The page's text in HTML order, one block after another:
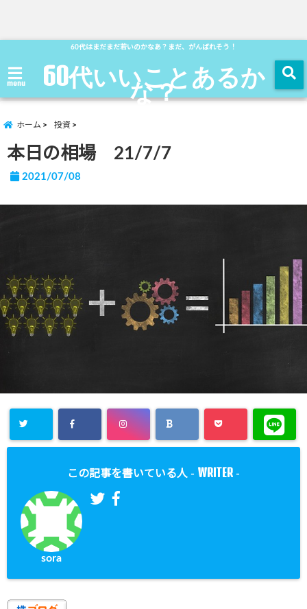
60代はまだまだ若いのかなあ？まだ、がんばれそう！
menu 60代いいことあるか
な？
ホーム 投資
本日の相場 21/7/7
2021/07/08
この記事を書いている人 - WRITER -
sora